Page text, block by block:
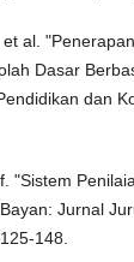
al.
Dasar
dan
"Sistem
Jurnal
148.